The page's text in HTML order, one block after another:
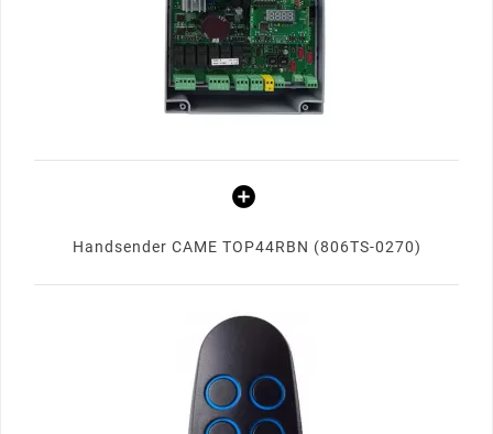
Handsender CAME TOP44RBN (806TS-0270)